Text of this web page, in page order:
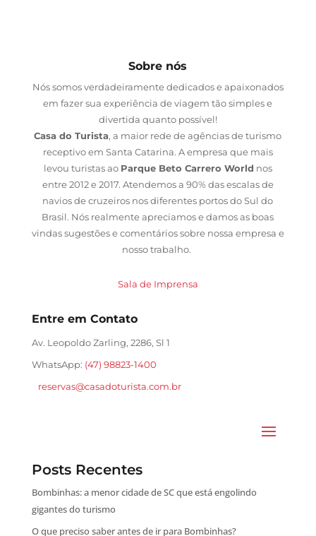
Sobre nós
Nós somos verdadeiramente dedicados e apaixonados
em fazer sua experiência de viagem tão simples e
divertida quanto possível!
Casa do Turista, a maior rede de agências de turismo
receptivo em Santa Catarina. A empresa que mais
levou turistas ao Parque Beto Carrero World nos
entre 2012 e 2017. Atendemos a 90% das escalas de
navios de cruzeiros nos diferentes portos do Sul do
Brasil. Nós realmente apreciamos e damos as boas
vindas sugestões e comentários sobre nossa empresa e
nosso trabalho.
Sala de Imprensa
Entre em Contato
Av. Leopoldo Zarling, 2286, Sl 1
WhatsApp: (47) 98823-1400
reservas@casadoturista.com.br
Posts Recentes
Bombinhas: a menor cidade de SC que está engolindo
gigantes do turismo
O que preciso saber antes de ir para Bombinhas?